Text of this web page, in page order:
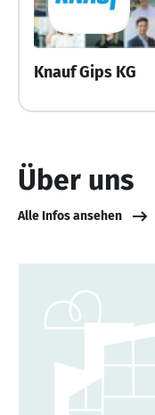
Knauf Gips KG
Über uns
Alle Infos ansehen